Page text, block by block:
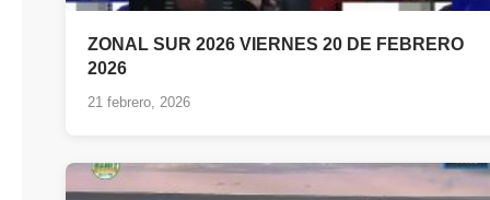
ZONAL SUR 2026 VIERNES 20 DE FEBRERO
2026
21 febrero, 2026